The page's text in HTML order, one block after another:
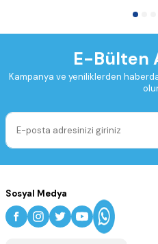
E-Bülten
Kampanya ve yeniliklerden
Sosyal Medya